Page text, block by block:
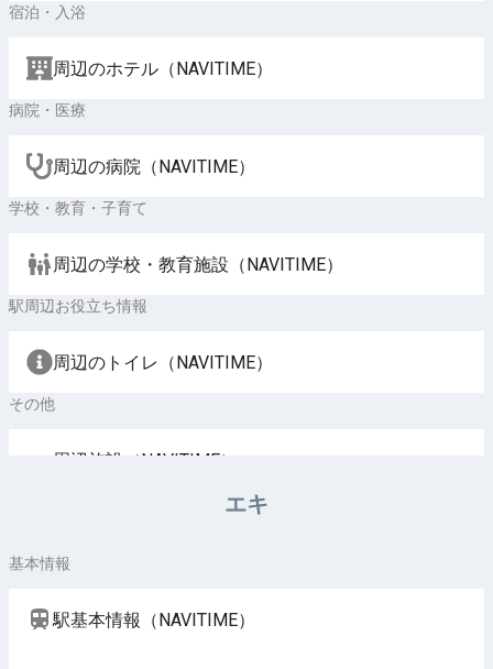
宿泊・入浴
周辺のホテル（NAVITIME）
病院・医療
周辺の病院（NAVITIME）
学校・教育・子育て
周辺の学校・教育施設（NAVITIME）
駅周辺お役立ち情報
周辺のトイレ（NAVITIME）
その他
周辺施設（NAVITIME）
エキ
基本情報
駅基本情報（NAVITIME）